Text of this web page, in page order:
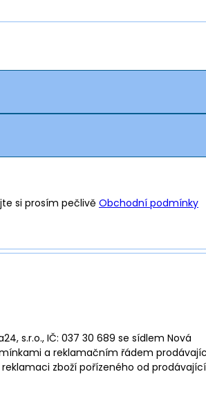
si prosím pečlivě Obchodní podmínky
s.r.o., IČ: 037 30 689 se sídlem Nová
a reklamačním řádem
zboží pořízeného od